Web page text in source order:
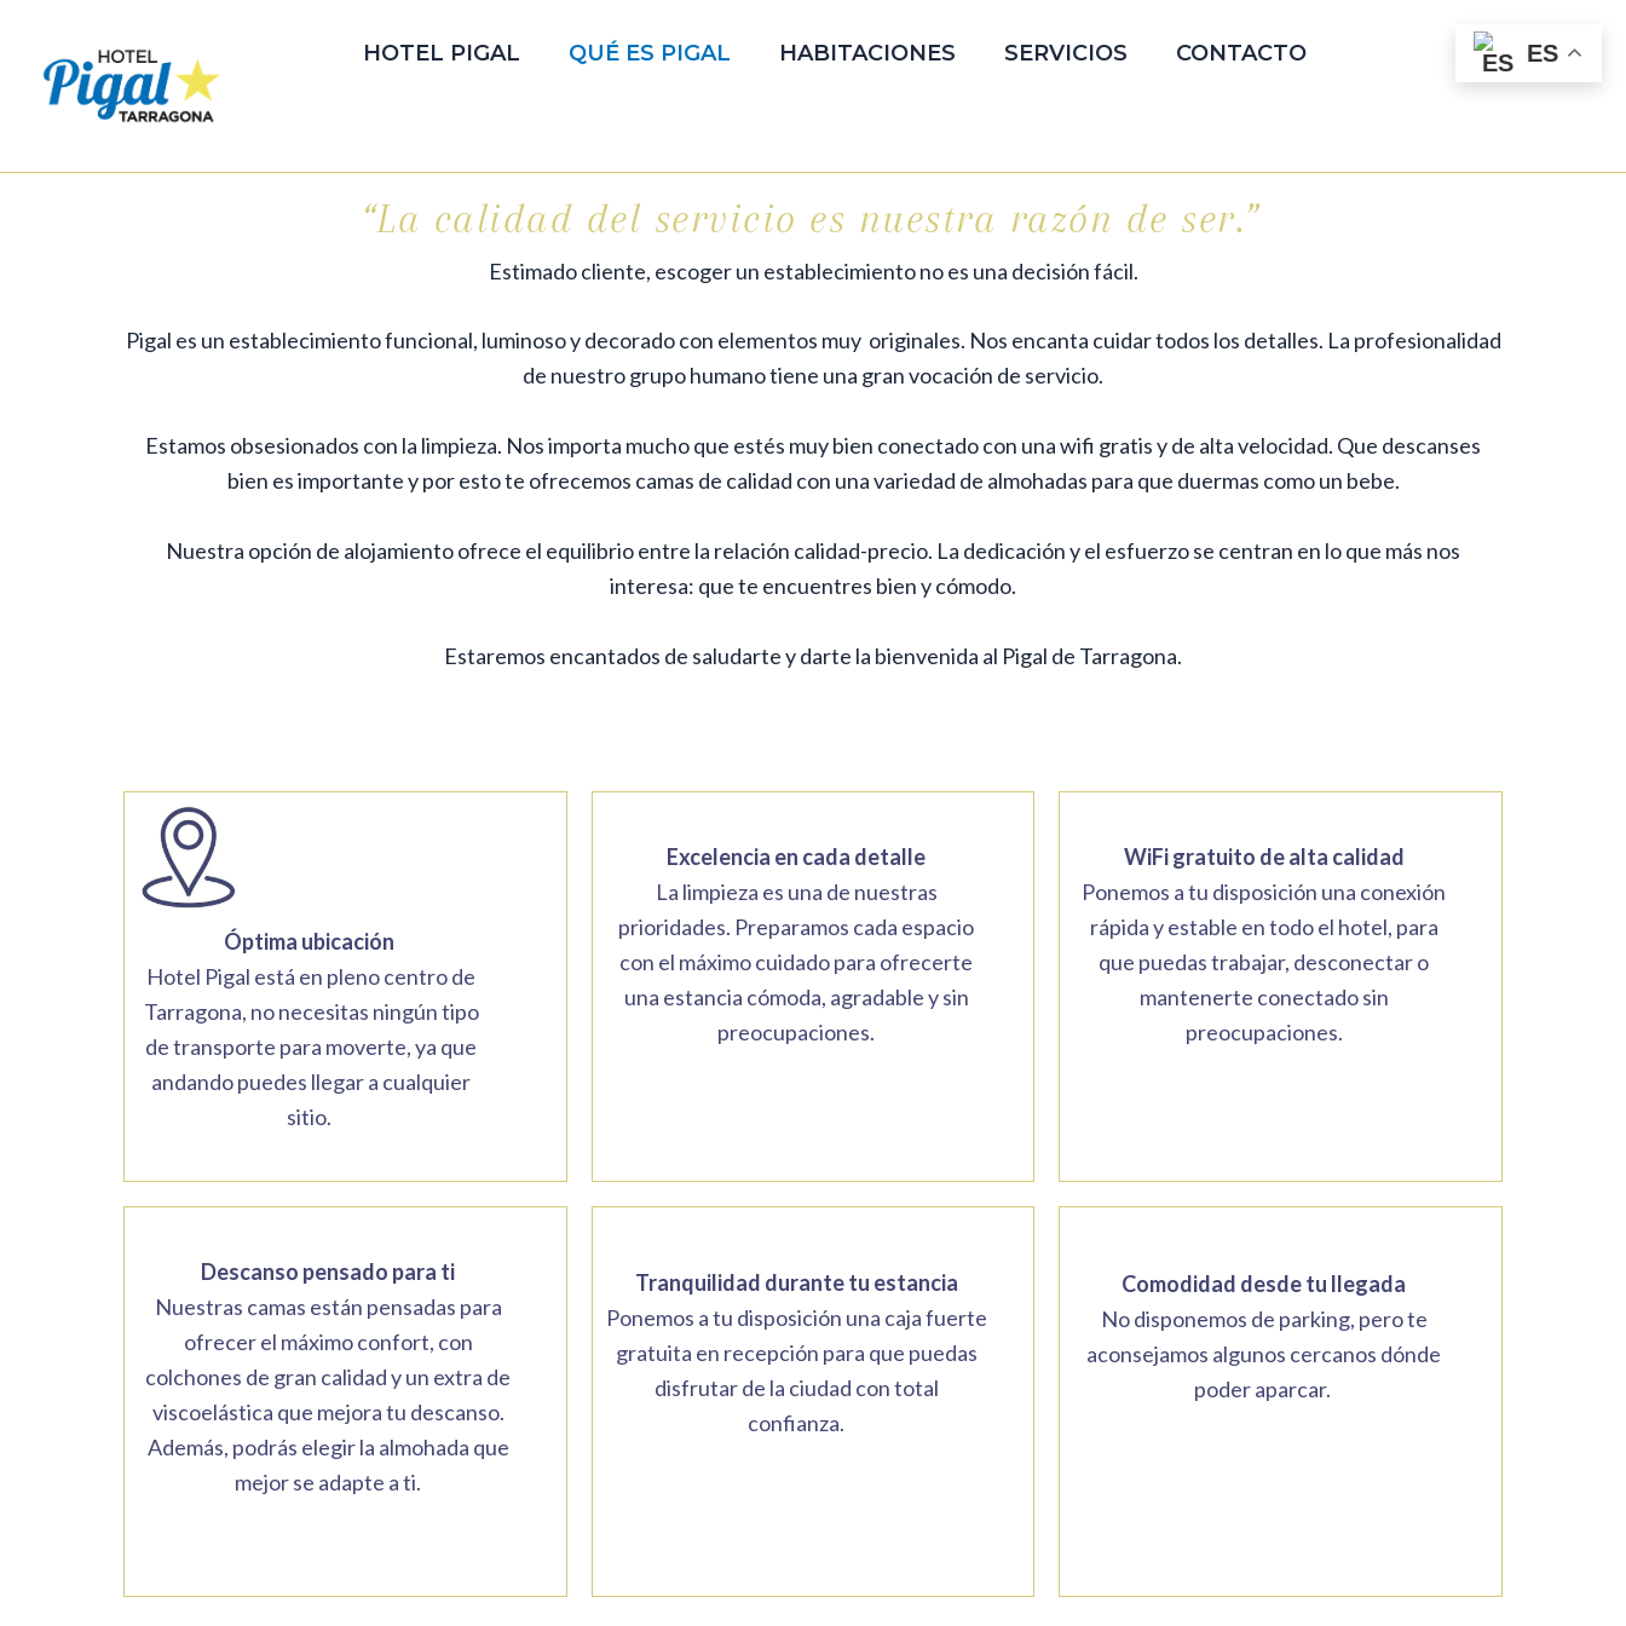
contenido
HOTEL PIGAL QUÉ ES PIGAL HABITACIONES SERVICIOS CONTACTO
“La calidad del servicio es nuestra razón de ser.”
Estimado cliente, escoger un establecimiento no es una decisión fácil.
Pigal es un establecimiento funcional, luminoso y decorado con elementos muy originales. Nos encanta cuidar todos los detalles. La profesionalidad
de nuestro grupo humano tiene una gran vocación de servicio.
Estamos obsesionados con la limpieza. Nos importa mucho que estés muy bien conectado con una wifi gratis y de alta velocidad. Que descanses
bien esimportante y por esto te ofrecemos camas de calidad con una variedad de almohadas para que duermas como un bebe.
Nuestra opción de alojamiento ofrece el equilibrio entre la relación calidad-precio. La dedicación y el esfuerzo se centran en lo que más nos
interesa: que te encuentres bien y cómodo.
Estaremos encantados de saludarte y darte la bienvenida al Pigal de Tarragona.
Óptima ubicación
Hotel Pigal está en pleno centro de
Tarragona, no necesitas ningún tipo
de transporte para moverte, ya que
andando puedes llegar a cualquier
sitio.
Excelencia en cada detalle
La limpieza es una de nuestras
prioridades. Preparamos cada espacio
con el máximo cuidado para ofrecerte
una estancia cómoda, agradable y sin
preocupaciones.
WiFi gratuito de alta calidad
Ponemos a tu disposición una conexión
rápida y estable en todo el hotel, para
que puedas trabajar, desconectar o
mantenerte conectado sin
preocupaciones.
Descanso pensado para ti
Nuestras camas están pensadas para
ofrecer el máximo confort, con
colchones de gran calidad y un extra de
viscoelástica que mejora tu descanso.
Además, podrás elegir la almohada que
mejor se adapte a ti.
Tranquilidad durante tu estancia
Ponemos a tu disposición una caja fuerte
gratuita en recepción para que puedas
disfrutar de la ciudad con total
confianza.
Comodidad desde tu llegada
No disponemos de parking, pero te
aconsejamos algunos cercanos dónde
poder aparcar.
ES